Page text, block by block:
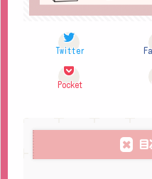
Twitter
Pocket